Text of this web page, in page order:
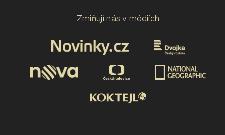
Zmiňují nás v médiích